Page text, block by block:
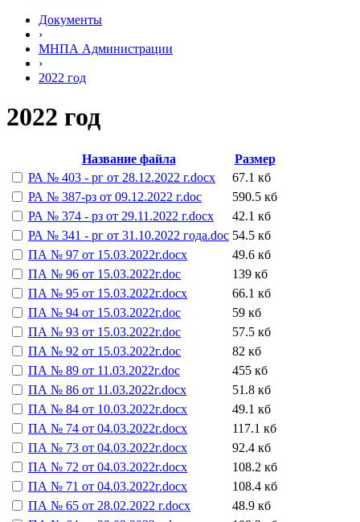
Документы
›
МНПА Администрации
›
2022 год
2022 год
Название файла
Размер
РА № 403 - рг от 28.12.2022 г.docx
67.1 кб
РА № 387-рз от 09.12.2022 г.doc
590.5 кб
РА № 374 - рз от 29.11.2022 г.docx
42.1 кб
РА № 341 - рг от 31.10.2022 года.doc 54.5 кб
ПА № 97 от 15.03.2022г.docx
49.6 кб
ПА № 96 от 15.03.2022г.doc
139 кб
ПА № 95 от 15.03.2022г.docx
66.1 кб
ПА № 94 от 15.03.2022г.doc
59 кб
ПА № 93 от 15.03.2022г.doc
57.5 кб
ПА № 92 от 15.03.2022г.doc
82 кб
ПА № 89 от 11.03.2022г.doc
455 кб
ПА № 86 от 11.03.2022г.docx
51.8 кб
ПА № 84 от 10.03.2022г.docx
49.1 кб
ПА № 74 от 04.03.2022г.docx
117.1 кб
ПА № 73 от 04.03.2022г.docx
92.4 кб
ПА № 72 от 04.03.2022г.docx
108.2 кб
ПА № 71 от 04.03.2022г.docx
108.4 кб
ПА № 65 от 28.02.2022 г.docx
48.9 кб